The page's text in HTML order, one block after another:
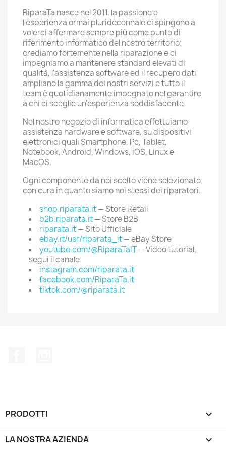
RiparaTa nasce nel 2011, la passione e
l'esperienza ormai pluridecennale ci spingono a
volerci affermare sempre più come punto di
riferimento informatico del nostro territorio;
crediamo fortemente nella riparazione e ci
impegniamo a mantenere standard elevati di
qualità, l'assistenza software ed il recupero dati
ampliano la gamma dei nostri servizi e tutto il
team è quotidianamente impegnato nel garantire
a chi ci sceglie un'esperienza soddisfacente.
Nel nostro negozio di informatica effettuiamo
assistenza hardware e software, su dispositivi
elettronici quali Smartphone, Pc, Tablet,
Notebook, Android, Windows, iOS, Linux e
MacOS.
Ogni componente da noi scelto viene selezionato
con cura in quanto siamo noi stessi dei riparatori.
shop.riparata.it— Store Retail
b2b.riparata.it— Store B2B
riparata.it— Sito Ufficiale
ebay.it/usr/riparata_it— eBay Store
youtube.com/@RiparaTaIT— Video tutorial,
segui il canale
instagram.com/riparata.it
facebook.com/RiparaTa.it
tiktok.com/@riparata.it
PRODOTTI 
LA NOSTRA AZIENDA 